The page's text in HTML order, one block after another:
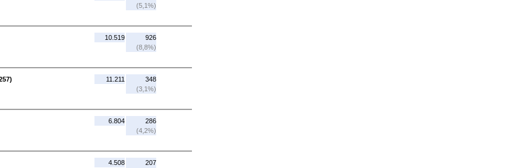
(5,1%)
10.519
926
(8,8%)
11.211
348
(3,1%)
6.804
286
(4,2%)
4.508
207